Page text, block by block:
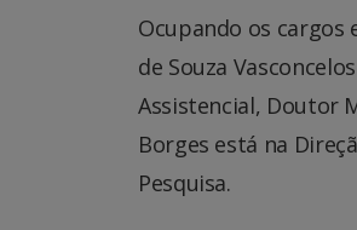
Ocupando os
de Souza
Assistencial, Doutor
Borges está na
Pesquisa.